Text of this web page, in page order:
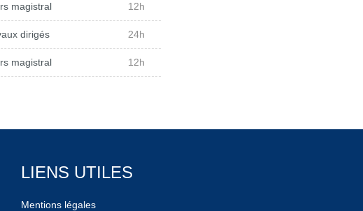
magistral 12h
dirigés 24h
magistral 12h
LIENS UTILES
Mentions légales